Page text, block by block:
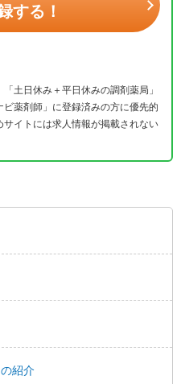
する！
土日休み＋平日休みの調剤薬局」
薬剤師」に登録済みの方に優先的
イトには求人情報が掲載されない
紹介